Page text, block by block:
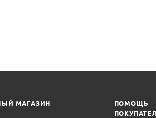
МАГАЗИН
ПОМОЩЬ